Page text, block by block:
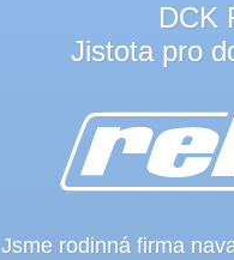
DCK
Jistota pro
Jsme rodinná firma